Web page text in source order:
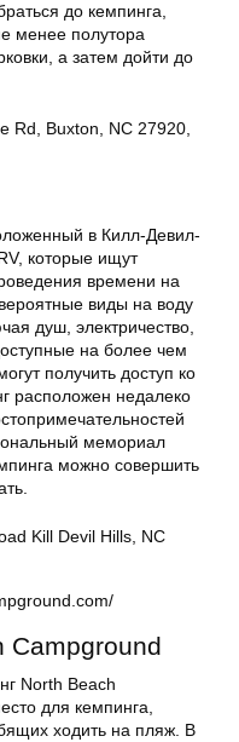
до кемпинга,
менее полутора
а затем дойти до
Rd, Buxton, NC 27920,
в Килл-Девил-
которые ищут
времени на
виды на воду
душ, электричество,
на более чем
получить доступ ко
расположен недалеко
мемориал
можно совершить
Kill Devil Hills, NC
Campground
North Beach
для кемпинга,
ходить на пляж. В